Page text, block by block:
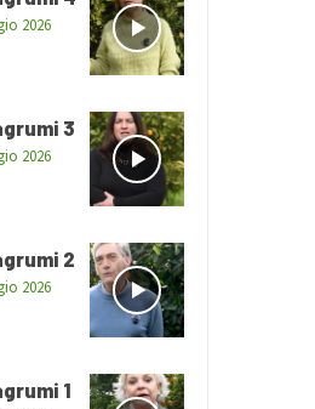
2026
3
2026
2
2026
1